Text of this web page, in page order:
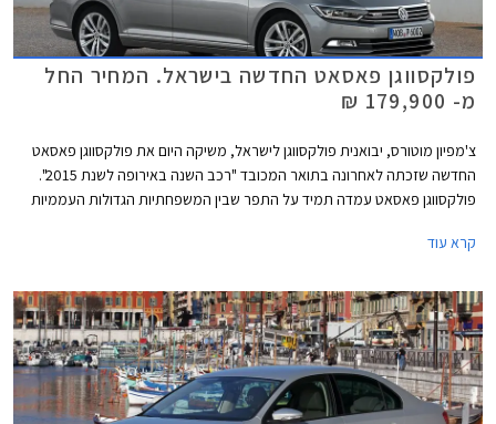
פולקסווגן פאסאט החדשה בישראל. המחיר החל
מ- 179,900 ₪
צ'מפיון מוטורס, יבואנית פולקסווגן לישראל, משיקה היום את פולקסווגן פאסאט
החדשה שזכתה לאחרונה בתואר המכובד "רכב השנה באירופה לשנת 2015".
פולקסווגן פאסאט עמדה תמיד על התפר שבין המשפחתיות הגדולות העממיות
החדש והשמיני במספר עושה צעד נוסף לכיוון המתחרות היוקרתיות ומציג עיצוב
קרא עוד